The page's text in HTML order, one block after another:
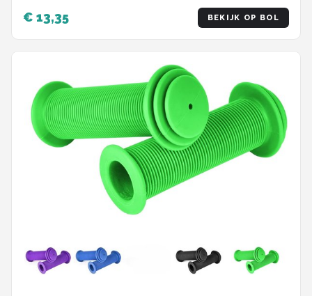
veiligheidsbescherming tegen impact,
kinderfiets handvatten, rubberen handvatten
voor steps, driewielers, kinderloopfietsen,
kinderfietsen zwart
€ 13,35 BEKIJK OP BOL